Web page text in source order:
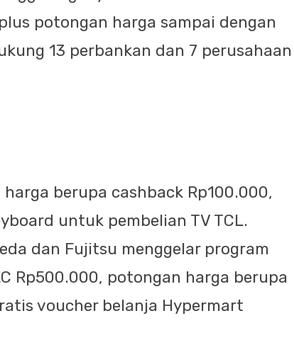
potongan harga sampai dengan
13 perbankan dan 7 perusahaan
berupa cashback Rp100.000,
untuk pembelian TV TCL.
dan Fujitsu menggelar program
Rp500.000, potongan harga berupa
voucher belanja Hypermart